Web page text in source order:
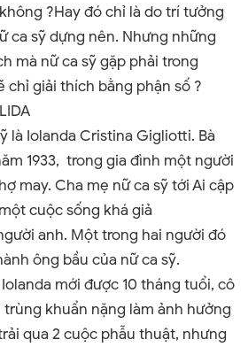
?Hay đó chỉ là do trí tưởng
ca sỹ dựng nên. Nhưng những
mà nữ ca sỹ gặp phải trong
chỉ giải thích bằng phận số ?
là Iolanda Cristina Gigliotti. Bà
1933, trong gia đình một người
may. Cha mẹ nữ ca sỹ tới Ai cập
cuộc sống khá giả
anh. Một trong hai người đó
ông bầu của nữ ca sỹ.
mới được 10 tháng tuổi, cô
khuẩn nặng làm ảnh hưởng
qua 2 cuộc phẫu thuật, nhưng